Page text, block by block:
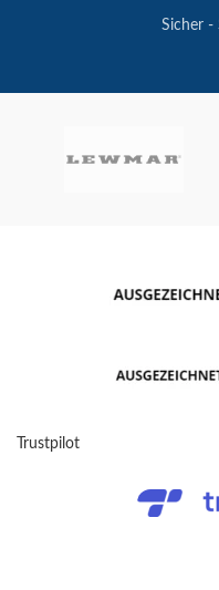
Sicher -
Trustpilot